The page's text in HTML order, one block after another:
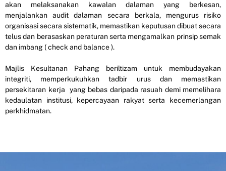
akan melaksanakan kawalan dalaman yang berkesan,
menjalankan audit dalaman secara berkala, mengurus risiko
organisasi secara sistematik, memastikan keputusan dibuat secara
telus dan berasaskan peraturan serta mengamalkan prinsip semak
dan imbang ( check and balance ).
Majlis Kesultanan Pahang beriltizam untuk membudayakan
integriti, memperkukuhkan tadbir urus dan memastikan
persekitaran kerja yang bebas daripada rasuah demi memelihara
kedaulatan institusi, kepercayaan rakyat serta kecemerlangan
perkhidmatan.